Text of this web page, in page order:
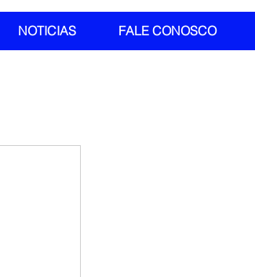
NOTICIAS FALE CONOSCO